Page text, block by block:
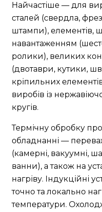
Найчастіше — для
сталей (свердла,
штампи), елементів,
навантаженням
ролики), великих
(двотаври, кутики,
кріпильних
виробів із
кругів.
Термічну обробку
обладнанні —
(камерні, вакуумні,
ванни), а також на
нагріву. Індукційні
точно та локально
температури.